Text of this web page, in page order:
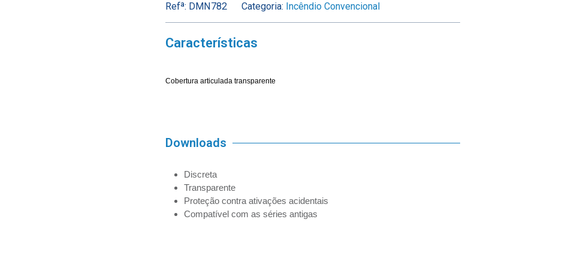
Refª: DMN782 Categoria: Incêndio Convencional
Características
Cobertura articulada transparente
Downloads
Discreta
Transparente
Proteção contra ativações acidentais
Compatível com as séries antigas